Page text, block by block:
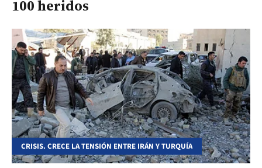
100 heridos
CRISIS. CRECE LA TENSIÓN ENTRE IRÁN Y TURQUÍA